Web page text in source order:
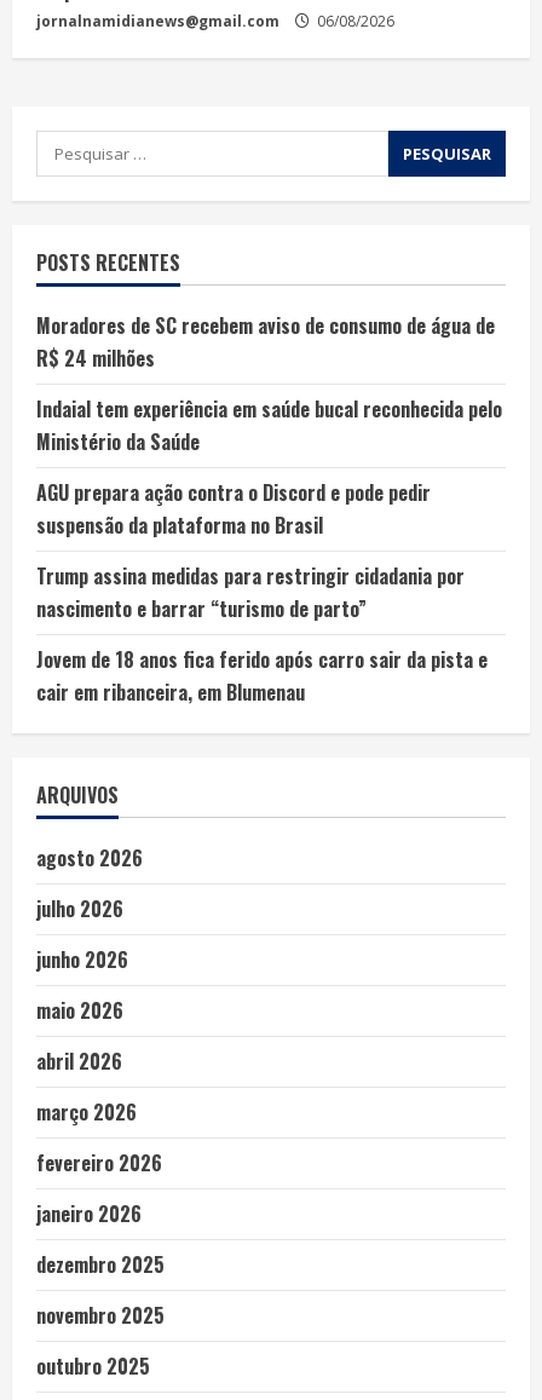
jornalnamidianews@gmail.com 06/08/2026
POSTS RECENTES
Moradores de SC recebem aviso de consumo de água de
R$ 24 milhões
Indaial tem experiência em saúde bucal reconhecida pelo
Ministério da Saúde
AGU prepara ação contra o Discord e pode pedir
suspensão da plataforma no Brasil
Trump assina medidas para restringir cidadania por
nascimento e barrar “turismo de parto”
Jovem de 18 anos fica ferido após carro sair da pista e
cair em ribanceira, em Blumenau
ARQUIVOS
agosto 2026
julho 2026
junho 2026
maio 2026
abril 2026
março 2026
fevereiro 2026
janeiro 2026
dezembro 2025
novembro 2025
outubro 2025